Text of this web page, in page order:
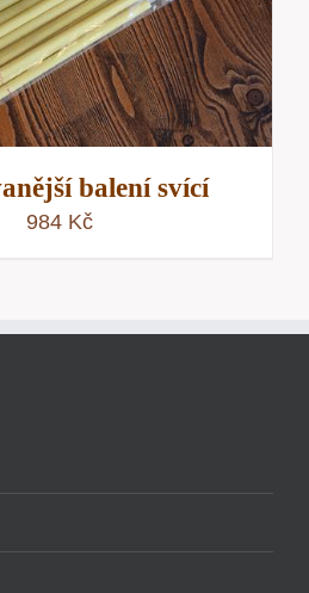
balení svící
984 Kč